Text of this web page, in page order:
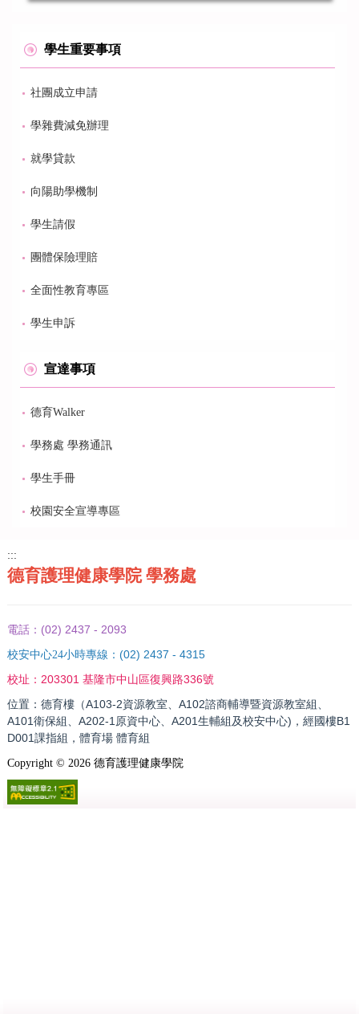
學生重要事項
社團成立申請
學雜費減免辦理
就學貸款
向陽助學機制
學生請假
團體保險理賠
全面性教育專區
學生申訴
宣達事項
德育Walker
學務處 學務通訊
學生手冊
校園安全宣導專區
:::
德育護理健康學院 學務處
電話： (02) 2437 - 2093
校安中心24小時專線： (02) 2437 - 4315
校址： 203301 基隆市中山區復興路336號
位置：德育樓（A103-2資源教室、A102諮商輔導暨資源教室組、
A101衛保組、A202-1原資中心、A201生輔組及校安中心)，經國樓B1
D001課指組，體育場 體育組
Copyright © 2026德育護理健康學院